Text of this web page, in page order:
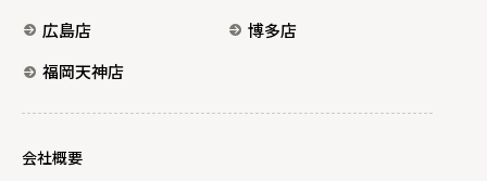
広島店
博多店
福岡天神店
会社概要